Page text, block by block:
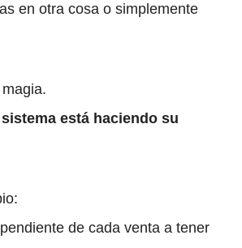
en otra cosa o simplemente
está haciendo su
de cada venta a tener